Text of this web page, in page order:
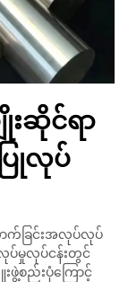
ဆိုင်ရာ
ြုလုပ်
ာက်ခြင်းအလုပ်လုပ်
မှုလုပ်ငန်းတွင်
ဖွဲ့စည်းပုံကြောင့်